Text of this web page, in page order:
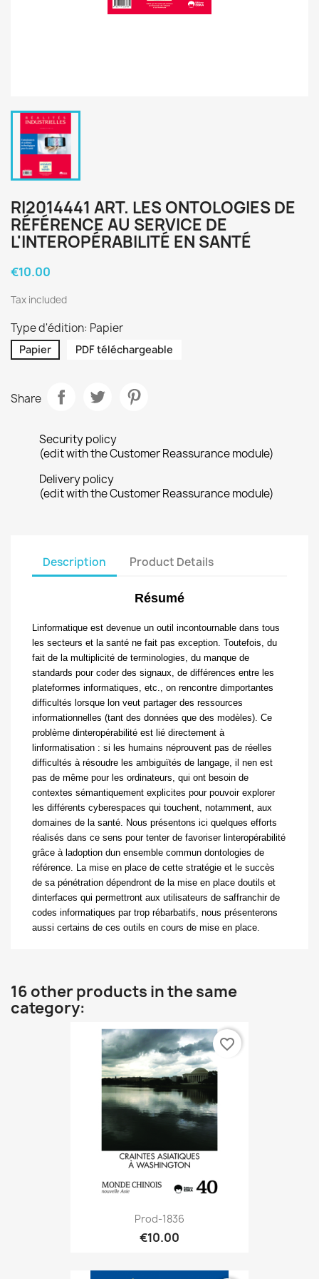
RI2014441 ART. LES ONTOLOGIES DE
RÉFÉRENCE AU SERVICE DE
L'INTEROPÉRABILITÉ EN SANTÉ
€10.00
Tax included
Type d'édition: Papier
Papier PDF téléchargeable
Share
Security policy
(edit with the Customer Reassurance module)
Delivery policy
(edit with the Customer Reassurance module)
Description Product Details
Résumé
Linformatique est devenue un outil incontournable dans tous
les secteurs et la santé ne fait pas exception. Toutefois, du
fait de la multiplicité de terminologies, du manque de
standards pour coder des signaux, de différences entre les
plateformes informatiques, etc., on rencontre dimportantes
difficultés lorsque lon veut partager des ressources
informationnelles (tant des données que des modèles). Ce
problème dinteropérabilité est lié directement à
linformatisation : si les humains néprouvent pas de réelles
difficultés à résoudre les ambiguïtés de langage, il nen est
pas de même pour les ordinateurs, qui ont besoin de
contextes sémantiquement explicites pour pouvoir explorer
les différents cyberespaces qui touchent, notamment, aux
domaines de la santé. Nous présentons ici quelques efforts
réalisés dans ce sens pour tenter de favoriser linteropérabilité
grâce à ladoption dun ensemble commun dontologies de
référence. La mise en place de cette stratégie et le succès
de sa pénétration dépendront de la mise en place doutils et
dinterfaces qui permettront aux utilisateurs de saffranchir de
codes informatiques par trop rébarbatifs, nous présenterons
aussi certains de ces outils en cours de mise en place.
16 other products in the same
category:
Prod-1836
€10.00
favorite_border